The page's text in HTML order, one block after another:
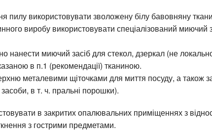
пилу використовувати зволожену білу бавовняну
виробу використовувати спеціалізований миючий
нанести миючий засіб для стекол, дзеркал (не
в п.1 (рекомендації) тканиною.
металевими щіточками для миття посуду, а також
в т. ч. пральні порошки).
в закритих опалювальних приміщеннях з
з гострими предметами.